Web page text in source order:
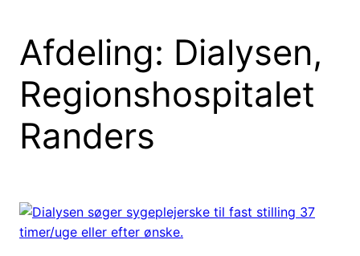
Afdeling: Dialysen,
Regionshospitalet
Randers